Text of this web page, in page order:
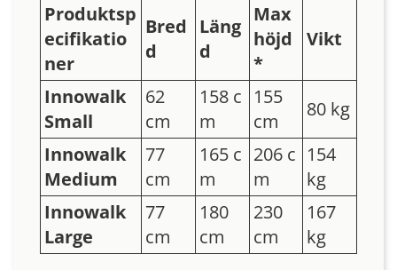
Produktsp
ecifikatio
ner
Bred
d
Läng
d
Max
höjd
*
Vikt
Innowalk
Small
62
cm
158 c
m
155
cm
80 kg
Innowalk
Medium
77
cm
165 c
m
206 c
m
154
kg
Innowalk
Large
77
cm
180
cm
230
cm
167
kg